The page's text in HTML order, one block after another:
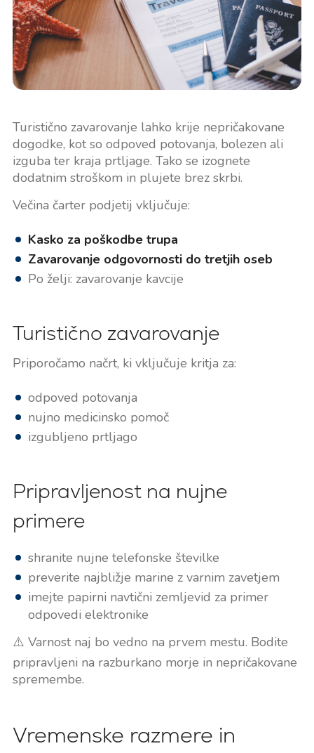
Turistično zavarovanje lahko krije nepričakovane
dogodke, kot so odpoved potovanja, bolezen ali
izguba ter kraja prtljage. Tako se izognete
dodatnim stroškom in plujete brez skrbi.
Večina čarter podjetij vključuje:
Kasko za poškodbe trupa
Zavarovanje odgovornosti do tretjih oseb
Po želji: zavarovanje kavcije
Turistično zavarovanje
Priporočamo načrt, ki vključuje kritja za:
odpoved potovanja
nujno medicinsko pomoč
izgubljeno prtljago
Pripravljenost na nujne
primere
shranite nujne telefonske številke
preverite najbližje marine z varnim zavetjem
imejte papirni navtični zemljevid za primer
odpovedi elektronike
⚠️ Varnost naj bo vedno na prvem mestu. Bodite
pripravljeni na razburkano morje in nepričakovane
spremembe.
Vremenske razmere in